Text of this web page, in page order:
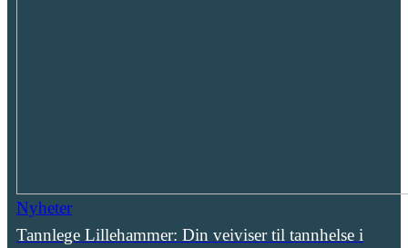
Nyheter
Tannlege Lillehammer: Din veiviser til tannhelse i